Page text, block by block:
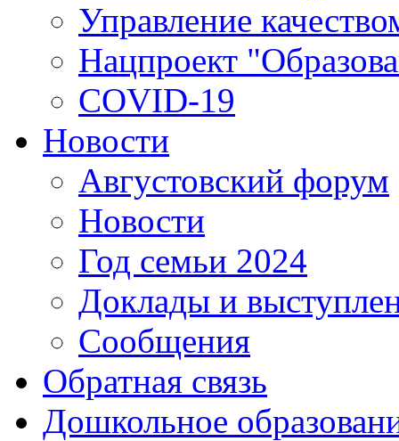
Управление
Нацпроект
COVID-19
Новости
Августовский форум
Новости
Год семьи 2024
Доклады и
Сообщения
Обратная связь
Дошкольное